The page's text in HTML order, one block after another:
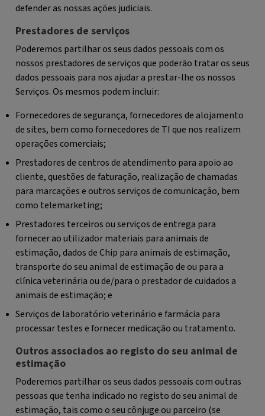
defender as nossas ações judiciais.
Prestadores de serviços
Poderemos partilhar os seus dados pessoais com os
nossos prestadores de serviços que poderão tratar os seus
dados pessoais para nos ajudar a prestar-lhe os nossos
Serviços. Os mesmos podem incluir:
Fornecedores de segurança, fornecedores de alojamento
de sites, bem como fornecedores de TI que nos realizem
operações comerciais;
Prestadores de centros de atendimento para apoio ao
cliente, questões de faturação, realização de chamadas
para marcações e outros serviços de comunicação, bem
como telemarketing;
Prestadores terceiros ou serviços de entrega para
fornecer ao utilizador materiais para animais de
estimação, dados de Chip para animais de estimação,
transporte do seu animal de estimação de ou para a
clínica veterinária ou de/para o prestador de cuidados a
animais de estimação; e
Serviços de laboratório veterinário e farmácia para
processar testes e fornecer medicação ou tratamento.
Outros associados ao registo do seu animal de
estimação
Poderemos partilhar os seus dados pessoais com outras
pessoas que tenha indicado no registo do seu animal de
estimação, tais como o seu cônjuge ou parceiro (se